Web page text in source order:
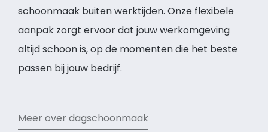
schoonmaak buiten werktijden. Onze flexibele
aanpak zorgt ervoor dat jouw werkomgeving
altijd schoon is, op de momenten die het beste
passen bij jouw bedrijf.
Meer over dagschoonmaak